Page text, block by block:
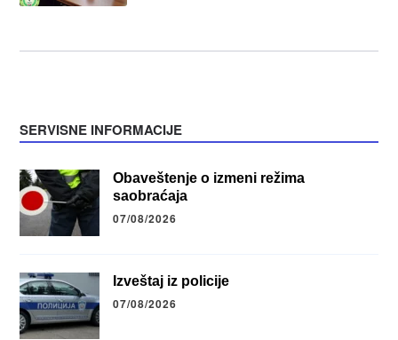
SERVISNE INFORMACIJE
Obaveštenje o izmeni režima
saobraćaja
07/08/2026
Izveštaj iz policije
07/08/2026